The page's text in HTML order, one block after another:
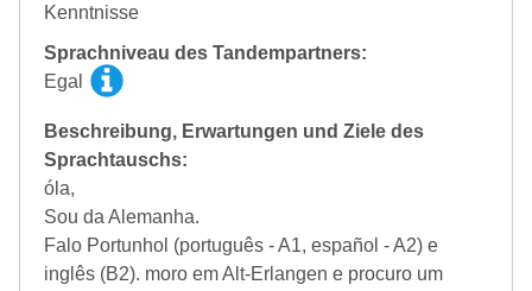
Kenntnisse
Sprachniveau des Tandempartners:
Egal
Beschreibung, Erwartungen und Ziele des
Sprachtauschs:
óla,
Sou da Alemanha.
Falo Portunhol (português - A1, español - A2) e
inglês (B2). moro em Alt-Erlangen e procuro um